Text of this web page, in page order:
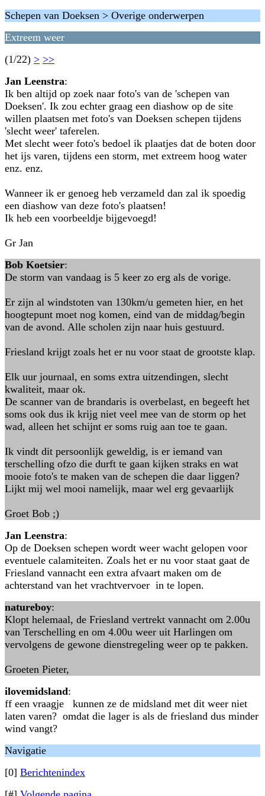
Schepen van Doeksen > Overige onderwerpen
Extreem weer
(1/22) > >>
Jan Leenstra:
Ik ben altijd op zoek naar foto's van de 'schepen van
Doeksen'. Ik zou echter graag een diashow op de site
willen plaatsen met foto's van Doeksen schepen tijdens
'slecht weer' taferelen.
Met slecht weer foto's bedoel ik plaatjes dat de boten door
het ijs varen, tijdens een storm, met extreem hoog water
enz. enz.
Wanneer ik er genoeg heb verzameld dan zal ik spoedig
een diashow van deze foto's plaatsen!
Ik heb een voorbeeldje bijgevoegd!
Gr Jan
Bob Koetsier:
De storm van vandaag is 5 keer zo erg als de vorige.
Er zijn al windstoten van 130km/u gemeten hier, en het
hoogtepunt moet nog komen, eind van de middag/begin
van de avond. Alle scholen zijn naar huis gestuurd.
Friesland krijgt zoals het er nu voor staat de grootste klap.
Elk uur journaal, en soms extra uitzendingen, slecht
kwaliteit, maar ok.
De scanner van de brandaris is overbelast, en begeeft het
soms ook dus ik krijg niet veel mee van de storm op het
wad, alleen het schijnt er soms ruig aan toe te gaan.
Ik vindt dit persoonlijk geweldig, is er iemand van
terschelling ofzo die durft te gaan kijken straks en wat
mooie foto's te maken van de schepen die daar liggen?
Lijkt mij wel mooi namelijk, maar wel erg gevaarlijk
Groet Bob ;)
Jan Leenstra:
Op de Doeksen schepen wordt weer wacht gelopen voor
eventuele calamiteiten. Zoals het er nu voor staat gaat de
Friesland vannacht een extra afvaart maken om de
achterstand van het vrachtvervoer in te lopen.
natureboy:
Klopt helemaal, de Friesland vertrekt vannacht om 2.00u
van Terschelling en om 4.00u weer uit Harlingen om
vervolgens de gewone dienstregeling weer op te pakken.
Groeten Pieter,
ilovemidsland:
ff een vraagje kunnen ze de midsland met dit weer niet
laten varen? omdat die lager is als de friesland dus minder
wind vangt?
Navigatie
[0] Berichtenindex